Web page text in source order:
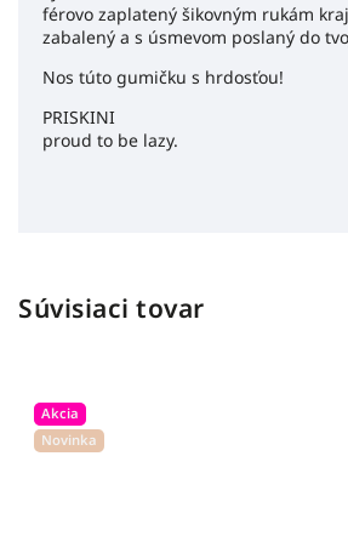
férovo zaplatený šikovným rukám
zabalený a s úsmevom poslaný do
Nos túto gumičku s hrdosťou!
PRISKINI
proud to be lazy.
Súvisiaci tovar
Akcia
Novinka